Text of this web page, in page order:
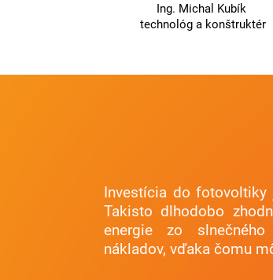
Ing. Michal Kubík
technológ a konštruktér
Investícia do
Takisto dlhodobo
energie zo slnečného
nákladov, vďaka čomu